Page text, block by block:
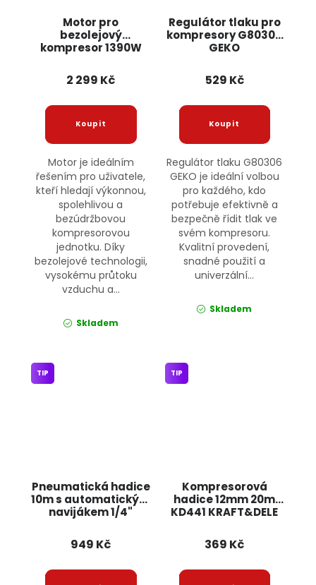
Motor pro
bezolejový
kompresor 1390W
2 299 Kč
Motor je ideálním
řešením pro uživatele,
kteří hledají výkonnou,
spolehlivou a
bezúdržbovou
kompresorovou
jednotku. Díky
bezolejové technologii,
vysokému průtoku
vzduchu a...
Skladem
Regulátor tlaku pro
kompresory G80306
GEKO
529 Kč
Regulátor tlaku G80306
GEKO je ideální volbou
pro každého, kdo
potřebuje efektivně a
bezpečně řídit tlak ve
svém kompresoru.
Kvalitní provedení,
snadné použití a
univerzální...
Skladem
Pneumatická hadice
10m s automatickým
navijákem 1/4"
TIP
949 Kč
Kompresorová
hadice 12mm 20m
KD441 KRAFT&DELE
TIP
369 Kč